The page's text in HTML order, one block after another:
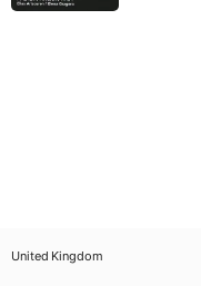
United Kingdom